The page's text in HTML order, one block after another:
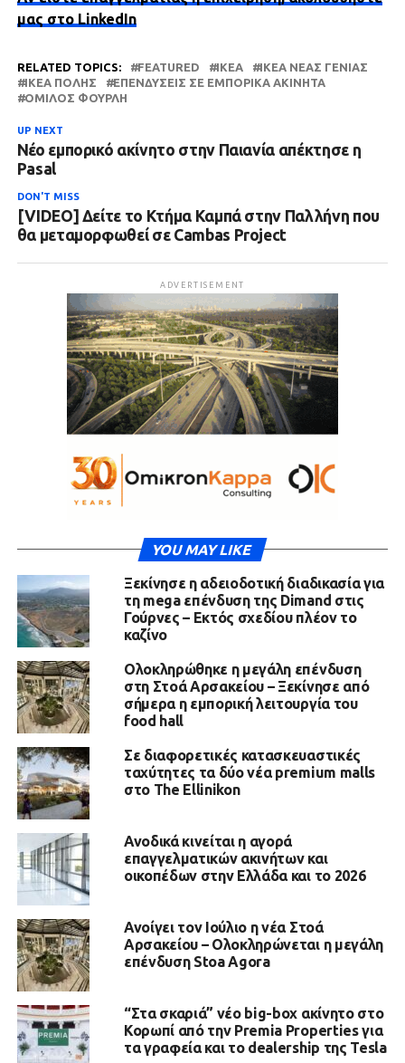
μας στο LinkedIn
RELATED TOPICS: FEATURED IKEA
IKEA ΝΈΑΣ ΓΕΝΙΆΣ
IKEA ΠΌΛΗΣ
ΕΠΕΝΔΎΣΕΙΣ ΣΕ ΕΜΠΟΡΙΚΆ ΑΚΊΝΗΤΑ
ΌΜΙΛΟΣ ΦΟΥΡΛΉ
UP NEXT
Νέο εμπορικό ακίνητο στην Παιανία απέκτησε η
Pasal
DON'T MISS
[VIDEO] Δείτε το Κτήμα Καμπά στην Παλλήνη που
θα μεταμορφωθεί σε Cambas Project
ADVERTISEMENT
YOU MAY LIKE
Ξεκίνησε η αδειοδοτική διαδικασία για
τη mega επένδυση της Dimand στις
Γούρνες – Εκτός σχεδίου πλέον το
καζίνο
Ολοκληρώθηκε η μεγάλη επένδυση
στη Στοά Αρσακείου – Ξεκίνησε από
σήμερα η εμπορική λειτουργία του
food hall
Σε διαφορετικές κατασκευαστικές
ταχύτητες τα δύο νέα premium malls
στο The Ellinikon
Ανοδικά κινείται η αγορά
επαγγελματικών ακινήτων και
οικοπέδων στην Ελλάδα και το 2026
Ανοίγει τον Ιούλιο η νέα Στοά
Αρσακείου – Ολοκληρώνεται η μεγάλη
επένδυση Stoa Agora
“Στα σκαριά” νέο big-box ακίνητο στο
Κορωπί από την Premia Properties για
τα γραφεία και το dealership της Tesla